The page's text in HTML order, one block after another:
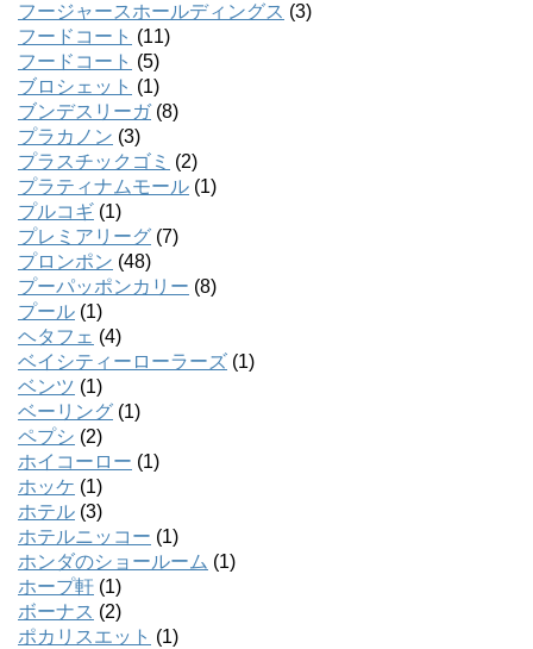
フージャースホールディングス (3)
フードコート (11)
フードコート (5)
ブロシェット (1)
ブンデスリーガ(8)
プラカノン (3)
プラスチックゴミ (2)
プラティナムモール (1)
プルコギ (1)
プレミアリーグ (7)
プロンポン (48)
プーパッポンカリー (8)
プール (1)
ヘタフェ (4)
ベイシティーローラーズ (1)
ベンツ (1)
ベーリング (1)
ペプシ (2)
ホイコーロー (1)
ホッケ (1)
ホテル (3)
ホテルニッコー (1)
ホンダのショールーム (1)
ホープ軒 (1)
ボーナス (2)
ポカリスエット (1)